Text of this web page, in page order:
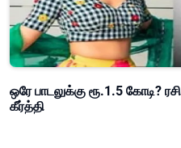
ஒரே பாடலுக்கு ரூ.1.5 கோடி?
கீர்த்தி